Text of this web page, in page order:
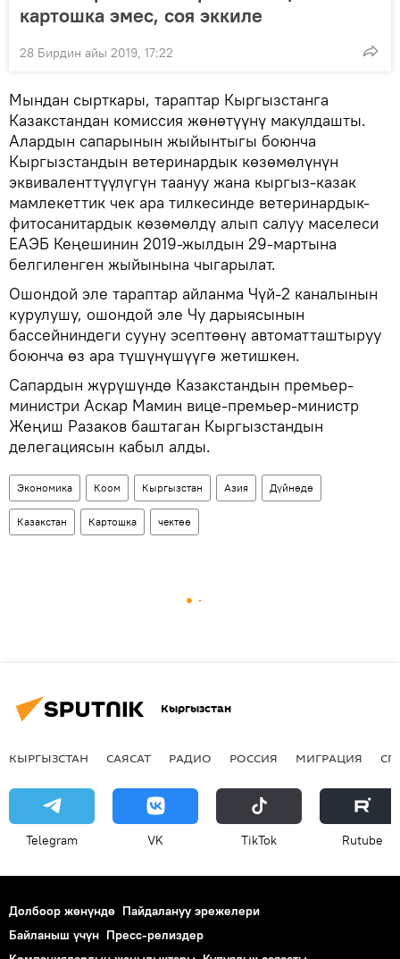
картошка эмес, соя эккиле
28 Бирдин айы 2019, 17:22
Мындан сырткары, тараптар Кыргызстанга
Казакстандан комиссия жөнөтүүнү макулдашты.
Алардын сапарынын жыйынтыгы боюнча
Кыргызстандын ветеринардык көзөмөлүнүн
эквиваленттүүлүгүн таануу жана кыргыз-казак
мамлекеттик чек ара тилкесинде ветеринардык-
фитосанитардык көзөмөлдү алып салуу маселеси
ЕАЭБ Кеңешинин 2019-жылдын 29-мартына
белгиленген жыйынына чыгарылат.
Ошондой эле тараптар айланма Чүй-2 каналынын
курулушу, ошондой эле Чу дарыясынын
бассейниндеги сууну эсептөөнү автоматташтыруу
боюнча өз ара түшүнүшүүгө жетишкен.
Сапардын жүрүшүндө Казакстандын премьер-
министри Аскар Мамин вице-премьер-министр
Жеңиш Разаков баштаган Кыргызстандын
делегациясын кабыл алды.
Экономика Коом Кыргызстан Азия Дүйнөдө
Казакстан Картошка чектөө
Кыргызстан
КЫРГЫЗСТАН САЯСАТ РАДИО РОССИЯ МИГРАЦИЯ
Telegram VK ТikТоk Rutube
Долбоор жөнүндө Пайдалануу эрежелери
Байланыш үчүн Пресс-релиздер